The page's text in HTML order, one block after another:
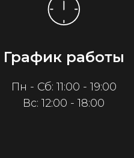
График работы
Пн - Сб: 11:00 - 19:00
Вс: 12:00 - 18:00